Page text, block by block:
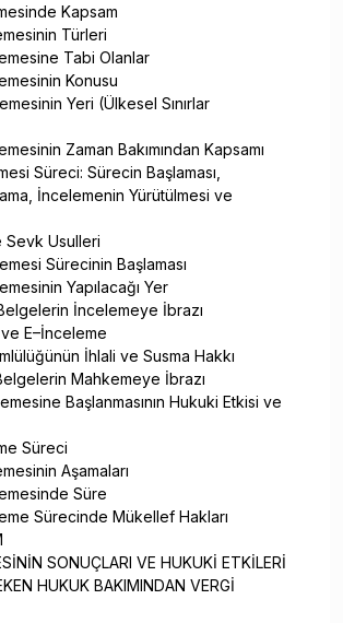
Kapsam
Türleri
Tabi Olanlar
Konusu
Yeri (Ülkesel Sınırlar
Zaman Bakımından Kapsamı
Süreci: Sürecin Başlaması,
İncelemenin Yürütülmesi ve
Sevk Usulleri
Sürecinin Başlaması
Yapılacağı Yer
İncelemeye İbrazı
E–İnceleme
İhlali ve Susma Hakkı
Mahkemeye İbrazı
Başlanmasının Hukuki Etkisi ve
Süreci
Aşamaları
Süre
Sürecinde Mükellef Hakları
SONUÇLARI VE HUKUKİ ETKİLERİ
HUKUK BAKIMINDAN VERGİ